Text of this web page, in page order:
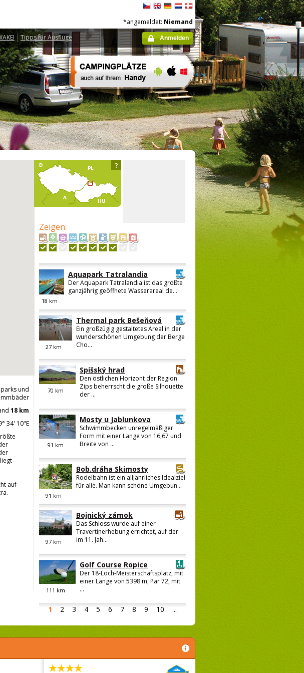
Tipps für Ausflüge
*angemeldet: Niemand
Anmelden
?
und
18 km
34' 10"E
auf
Zeigen:
1 2 3 4 5 6 7 8 9 10 ...
18 km
Aquapark Tatralandia
Der Aquapark Tatralandia ist das größte
ganzjährig geöffnete Wasserareal de...
27 km
Thermal park Bešeňová
Ein großzügig gestaltetes Areal in der
wunderschönen Umgebung der Berge
Cho...
70 km
Spišský hrad
Den östlichen Horizont der Region
Zips beherrscht die große Silhouette
der ...
91 km
Mosty u Jablunkova
Schwimmbecken unregelmäßiger
Form mit einer Länge von 16,67 und
Breite von ...
91 km
Bob.dráha Skimosty
Rodelbahn ist ein alljährliches Idealziel
für alle. Man kann schöne Umgebun...
97 km
Bojnický zámok
Das Schloss wurde auf einer
Travertinerhebung errichtet, auf der
im 11. Jah...
111 km
Golf Course Ropice
Der 18-Loch-Meisterschaftsplatz, mit
einer Länge von 5398 m, Par 72, mit
...